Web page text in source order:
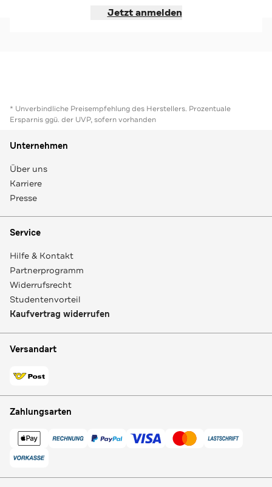
Jetzt anmelden
* Unverbindliche Preisempfehlung des Herstellers. Prozentuale
Ersparnis ggü. der UVP, sofern vorhanden
Unternehmen
Über uns
Karriere
Presse
Service
Hilfe & Kontakt
Partnerprogramm
Widerrufsrecht
Studentenvorteil
Kaufvertrag widerrufen
Versandart
Zahlungsarten